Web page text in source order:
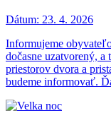
Dátum: 23. 4. 2026
Informujeme
dočasne uzatvorený,
priestorov dvora a
budeme informovať.